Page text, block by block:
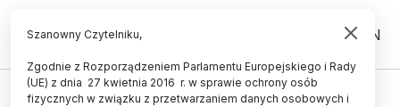
PL EN
KOSMOS
Szanowny Czytelniku,
Zgodnie z Rozporządzeniem Parlamentu Europejskiego i Rady
(UE) z dnia 27 kwietnia 2016 r. w sprawie ochrony osób
fizycznych w związku z przetwarzaniem danych osobowych i